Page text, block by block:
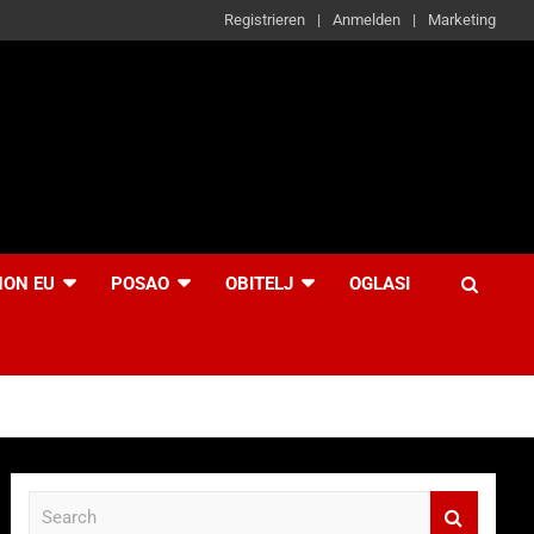
Registrieren Anmelden Marketing
EU POSAO OBITELJ OGLASI